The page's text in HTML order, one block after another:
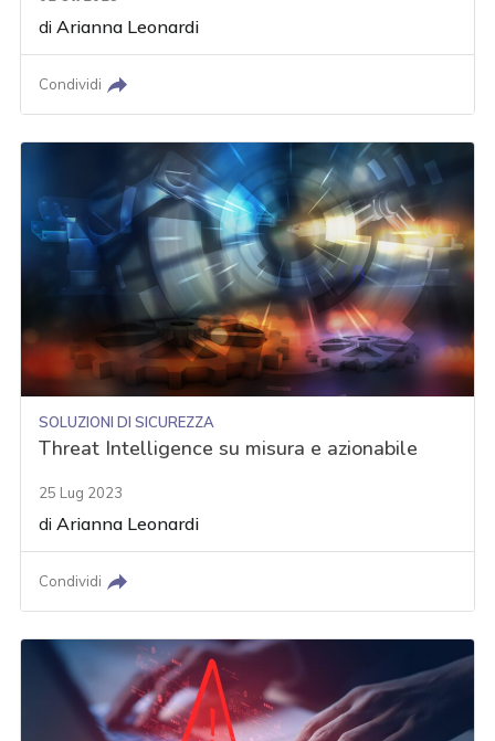
diArianna Leonardi
Condividi
SOLUZIONI DI SICUREZZA
Threat Intelligence su misura e azionabile
25 Lug 2023
diArianna Leonardi
Condividi